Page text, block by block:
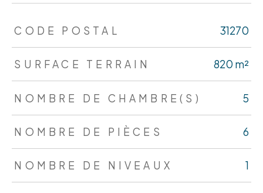
TRAD_ZEPHYR_Caracteristique TRAD_ZEPHYR_Valeurs
CODE POSTAL 31270
SURFACE TERRAIN 820 m²
NOMBRE DE CHAMBRE(S) 5
NOMBRE DE PIÈCES 6
NOMBRE DE NIVEAUX 1